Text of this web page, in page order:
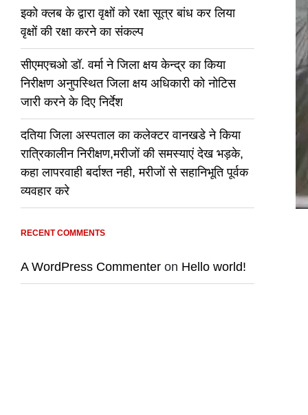
इको क्लब के द्वारा वृक्षों को रक्षा सूत्र बांध कर लिया
वृक्षों की रक्षा करने का संकल्प
सीएमएचओ डॉ. वर्मा ने जिला क्षय केन्द्र का किया
निरीक्षण अनुपस्थित जिला क्षय अधिकारी को नोटिस
जारी करने के दिए निर्देश
दतिया जिला अस्पताल का कलेक्टर वानखडे ने किया
रात्रिकालीन निरीक्षण,मरीजों की समस्याएं देख भड़के,
कहा लापरवाही बर्दाश्त नही, मरीजों से सहानिभूति पूर्वक
व्यवहार करे
RECENT COMMENTS
A WordPress Commenter on Hello world!